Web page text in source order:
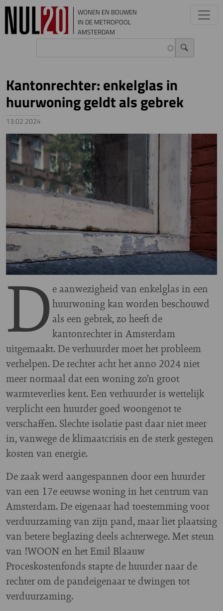
Overslaan en naar de inhoud gaan
WONEN EN BOUWEN
IN DE METROPOOL
AMSTERDAM
Kantonrechter: enkelglas in
huurwoning geldt als gebrek
13.02.2024
Image
D e aanwezigheid van enkelglas in een
huurwoning kan worden beschouwd
als een gebrek, zo heeft de
kantonrechter in Amsterdam
uitgemaakt. De verhuurder moet het probleem
verhelpen. De rechter acht het anno 2024 niet
meer normaal dat een woning zo’n groot
warmteverlies kent. Een verhuurder is wettelijk
verplicht een huurder goed woongenot te
verschaffen. Slechte isolatie past daar niet meer
in, vanwege de klimaatcrisis en de sterk gestegen
kosten van energie.
De zaak werd aangespannen door een huurder
van een 17e eeuwse woning in het centrum van
Amsterdam. De eigenaar had toestemming voor
verduurzaming van zijn pand, maar liet plaatsing
van betere beglazing deels achterwege. Met steun
van !WOON en het Emil Blaauw
Proceskostenfonds stapte de huurder naar de
rechter om de pandeigenaar te dwingen tot
verduurzaming.